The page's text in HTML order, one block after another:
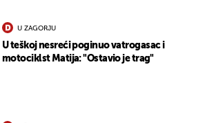
U ZAGORJU
U teškoj nesreći poginuo vatrogasac i
motociklst Matija: "Ostavio je trag"